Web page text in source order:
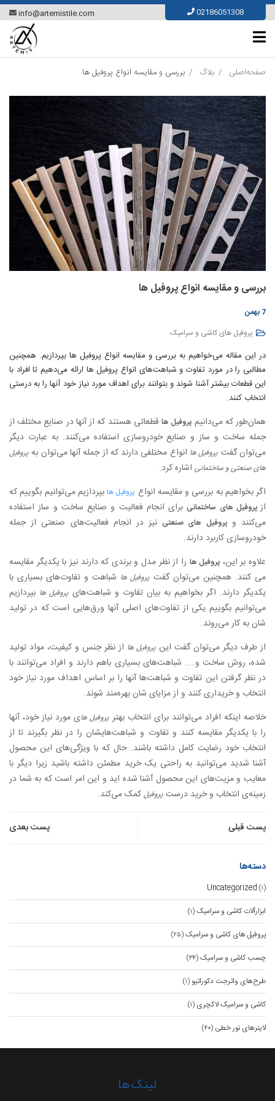
Skip
to
content
info@artemistile.com 02186051308
صفحه‌اصلی بلاگ بررسی و مقایسه انواع پروفیل ها
بررسی و مقایسه انواع پروفیل ها
7 بهمن
پروفیل های کاشی و سرامیک
در این مقاله می‌خواهیم به بررسی و مقایسه انواع پروفیل ها بپردازیم. همچنین
مطالبی را در مورد تفاوت و شباهت‌های انواع پروفیل ها ارائه می‌دهیم تا افراد با
این قطعات بیشتر آشنا شوند و بتوانند برای اهداف مورد نیاز خود آنها را به درستی
انتخاب کنند.
همان‌طور که می‌دانیم پروفیل هاقطعاتی هستند که از آنها در صنایع مختلف از
جمله ساخت و ساز و صنایع خودروسازی استفاده می‌کنند. به عبارت دیگر
می‌توان گفت پروفیل ها انواع مختلفی دارند که از جمله آنها می‌توان به پروفیل
های صنعتی و ساختمانی اشاره کرد.
اگر بخواهیم به بررسی و مقایسه انواع پروفیل ها بپردازیم می‌توانیم بگوییم که
از پروفیل های ساختمانیبرای انجام فعالیت و صنایع ساخت و ساز استفاده
می‌کنند وپروفیل های صنعتینیز در انجام فعالیت‌های صنعتی از جمله
خودروسازی کاربرد دارند.
علاوه بر این، پروفیل ها را از نظر مدل و برندی که دارند نیز با یکدیگر مقایسه
می کنند. همچنین می‌توان گفت پروفیل ها شباهت و تفاوت‌های بسیاری با
یکدیگر دارند. اگر بخواهیم به بیان تفاوت و شباهت‌های پروفیل ها بپردازیم
می‌توانیم بگوییم یکی از تفاوت‌های اصلی آنها ورق‌هایی است که در تولید
شان به کار می‌روند.
از طرف دیگر می‌توان گفت این پروفیل ها از نظر جنس و کیفیت، مواد تولید
شده، روش ساخت و….. شباهت‌های بسیاری باهم دارند و افراد می‌توانند با
در نظر گرفتن این تفاوت و شباهت‌ها آنها را بر اساس اهداف مورد نیاز خود
انتخاب و خریداری کنند و از مزایای شان بهره‌مند شوند.
خلاصه اینکه افراد می‌توانند برای انتخاب بهتر پروفیل های مورد نیاز خود، آنها
را با یکدیگر مقایسه کنند و تفاوت و شباهت‌هایشان را در نظر بگیرند تا از
انتخاب خود رضایت کامل داشته باشند. حال که با ویژگی‌های این محصول
آشنا شدید می‌توانید به راحتی یک خرید مطمئن داشته باشید زیرا دیگر با
معایب و مزیت‌های این محصول آشنا شده اید و این امر است که به شما در
زمینه‌ی انتخاب و خرید درست پروفیل کمک می‌کند.
راهبری
نوشته
پست قبلی پست بعدی
دسته‌ها
Uncategorized (۱)
ابزارآلات کاشی و سرامیک(۱)
پروفیل های کاشی و سرامیک(۲۵)
چسب کاشی و سرامیک(۳۴)
طرح‌های واترجت دکوراتیو (۱)
کاشی و سرامیک لاکچری (۱)
لاینرهای نور خطی (۴۰)
لینک‌ها